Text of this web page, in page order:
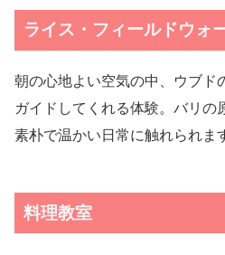
ライス・フィールドウォ
朝の心地よい空気の中、ウブド
ガイドしてくれる体験。バリの
素朴で温かい日常に触れられま
料理教室